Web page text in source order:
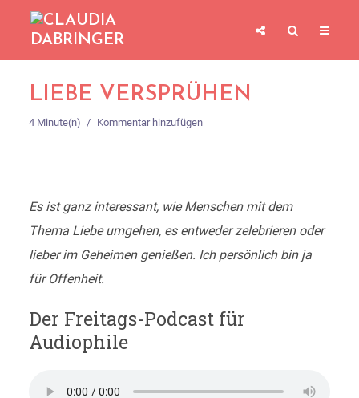
LIEBE VERSPRÜHEN
4 Minute(n) Kommentar hinzufügen
Es ist ganz interessant, wie Menschen mit dem
Thema Liebe umgehen, es entweder zelebrieren oder
lieber im Geheimen genießen. Ich persönlich bin ja
für Offenheit.
Der Freitags-Podcast für
Audiophile